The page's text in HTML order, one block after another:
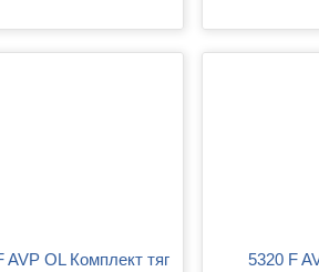
5320 F AVP SP Трос